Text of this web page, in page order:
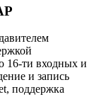
16-ти входных и
и запись
поддержка